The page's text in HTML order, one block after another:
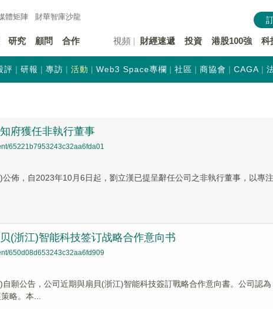
體矩陣 財華智庫沙龍
研究 顧問 合作 視頻 財經速遞 投資 港股100強 科
評 研報 專訪 活動 Web3 Space專欄 社區 商協會 CAGA
府獲任非執行董事
65221b7953243c32aa6fda01
公佈，自2023年10月6日起，劉立漢已提呈辭任公司之非執行董事，以專
(浙江)智能科技签订战略合作意向书
650d08d653243c32aa6fd909
自願公告，公司近期與扇貝(浙江)智能科技簽訂戰略合作意向書。公司認
略。本...